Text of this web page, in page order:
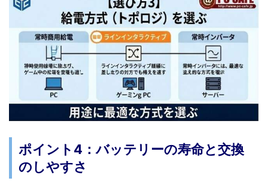
ポイント4：バッテリーの寿命と交換
のしやすさ